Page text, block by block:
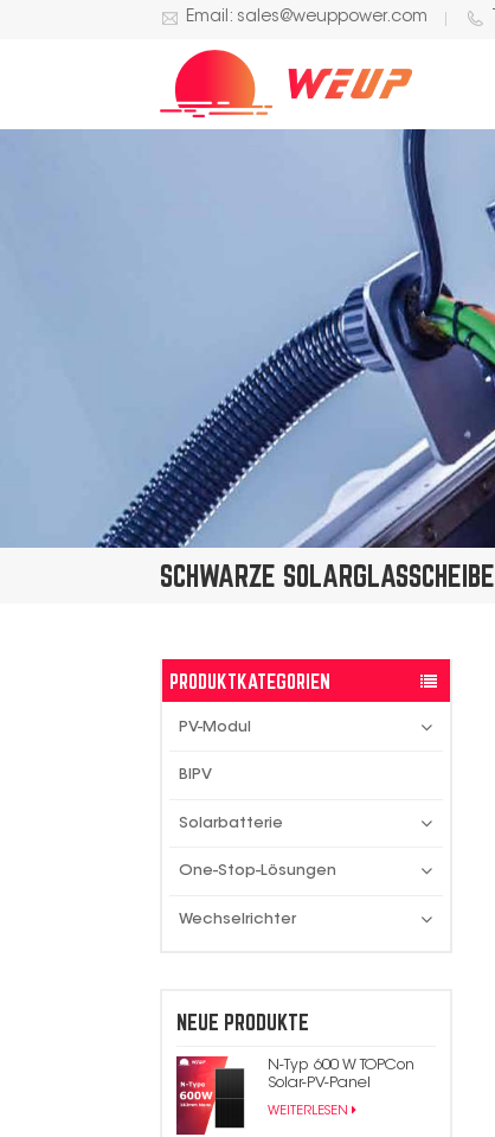
Email: sales@weuppower.com
SCHWARZE SOLARGLASSCHEIBE
PRODUKTKATEGORIEN
PV-Modul
BIPV
Solarbatterie
One-Stop-Lösungen
Wechselrichter
NEUE PRODUKTE
N-Typ 600 W TOPCon
Solar-PV-Panel
WEITERLESEN